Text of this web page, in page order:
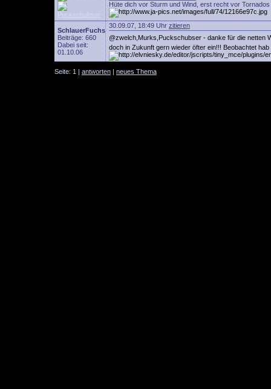
Hüte dich vor Sturm und Wind, erst recht vor
SchlauerFuchs
Beiträge: 660
Dabei seit:
01.10.06
30.09.07, 18:49 Uhr zitieren
@zwelch,Murks,Puckschubser - danke für die netten
doch in Zukunft gern wieder öfter ein!!! Beobachtet
Seite: 1 | antworten | neues Thema